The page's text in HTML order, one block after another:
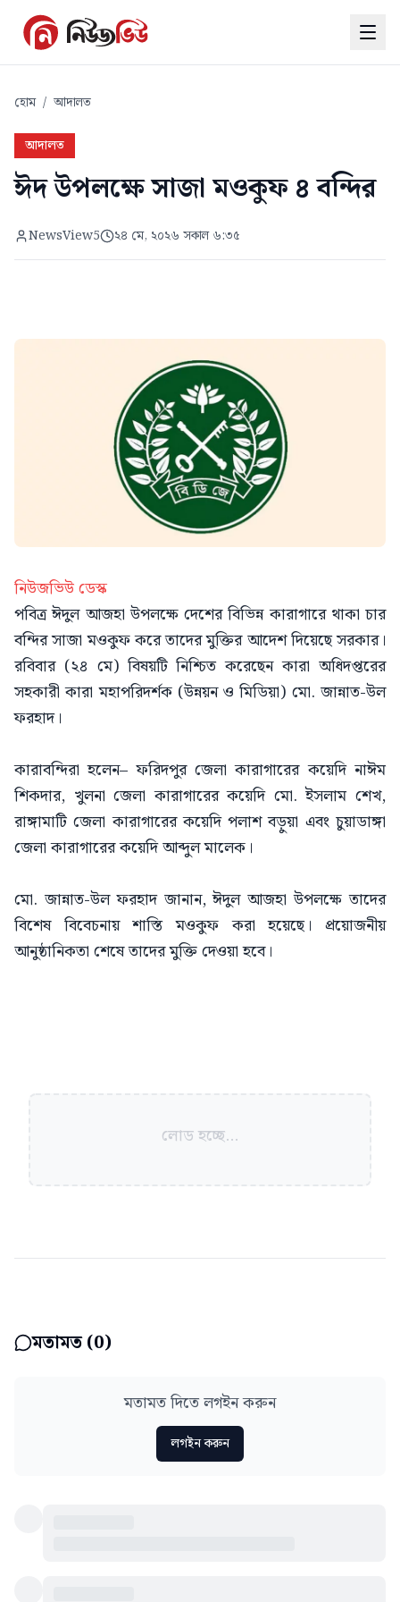
হোম / আদালত
আদালত
ঈদ উপলক্ষে সাজা মওকুফ ৪ বন্দির
NewsView5 ২৪ মে, ২০২৬ সকাল ৬:৩৫
নিউজভিউ ডেস্ক
পবিত্র ঈদুল আজহা উপলক্ষে দেশের বিভিন্ন কারাগারে থাকা চার
বন্দির সাজা মওকুফ করে তাদের মুক্তির আদেশ দিয়েছে সরকার।
রবিবার (২৪ মে) বিষয়টি নিশ্চিত করেছেন কারা অধিদপ্তরের
সহকারী কারা মহাপরিদর্শক (উন্নয়ন ও মিডিয়া) মো. জান্নাত-উল
ফরহাদ।
কারাবন্দিরা হলেন– ফরিদপুর জেলা কারাগারের কয়েদি নাঈম
শিকদার, খুলনা জেলা কারাগারের কয়েদি মো. ইসলাম শেখ,
রাঙ্গামাটি জেলা কারাগারের কয়েদি পলাশ বড়ুয়া এবং চুয়াডাঙ্গা
জেলা কারাগারের কয়েদি আব্দুল মালেক।
মো. জান্নাত-উল ফরহাদ জানান, ঈদুল আজহা উপলক্ষে তাদের
বিশেষ বিবেচনায় শাস্তি মওকুফ করা হয়েছে। প্রয়োজনীয়
আনুষ্ঠানিকতা শেষে তাদের মুক্তি দেওয়া হবে।
লোড হচ্ছে...
মতামত (0)
মতামত দিতে লগইন করুন
লগইন করুন